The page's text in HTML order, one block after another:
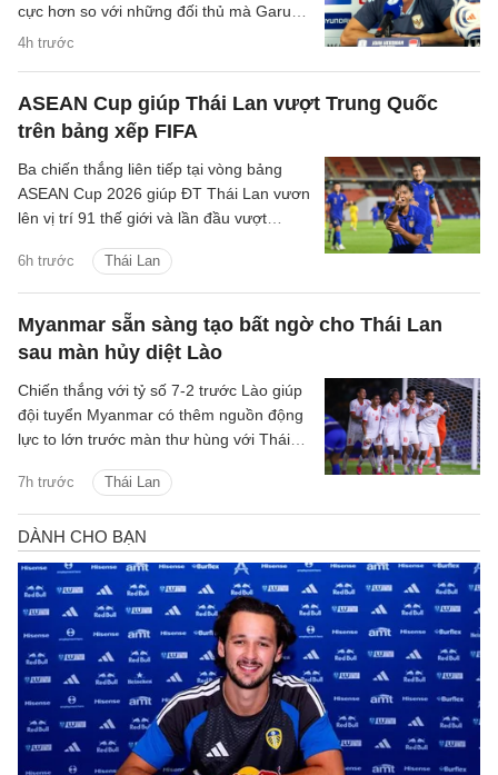
4h trước
cực hơn so với những đối thủ mà Garuda
đã gặp trước đó.
ASEAN Cup giúp Thái Lan vượt Trung Quốc
trên bảng xếp FIFA
6h trước Thái Lan
Ba chiến thắng liên tiếp tại vòng bảng
ASEAN Cup 2026 giúp ĐT Thái Lan vươn
lên vị trí 91 thế giới và lần đầu vượt
Myanmar sẵn sàng tạo bất ngờ cho Thái Lan
sau màn hủy diệt Lào
7h trước Thái Lan
Chiến thắng với tỷ số 7-2 trước Lào giúp
đội tuyển Myanmar có thêm nguồn động
lực to lớn trước màn thư hùng với Thái